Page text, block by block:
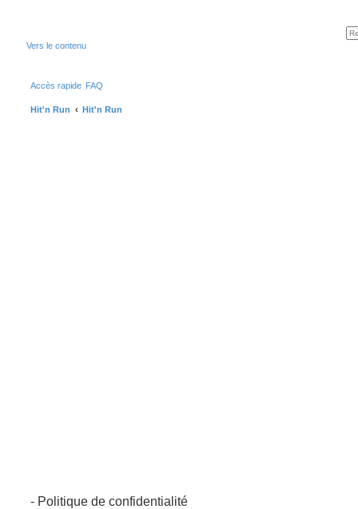
Vers le contenu
Accès rapide FAQ
Hit'n Run Hit'n Run
- Politique de confidentialité